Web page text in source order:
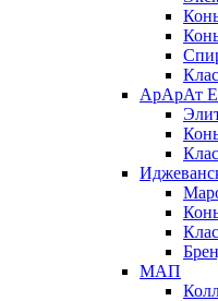
АрАрАт
МАП